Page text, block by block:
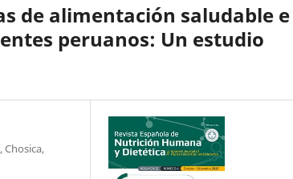
de alimentación saludable e
peruanos: Un estudio